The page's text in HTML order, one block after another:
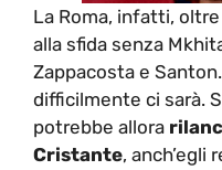
La Roma, infatti,
alla sfida senza
Zappacosta e
difficilmente ci sarà.
potrebbe allora
Cristante, anch’egli